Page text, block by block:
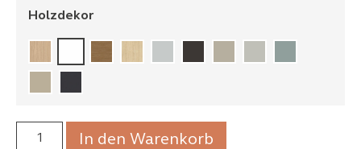
Holzdekor
In den Warenkorb